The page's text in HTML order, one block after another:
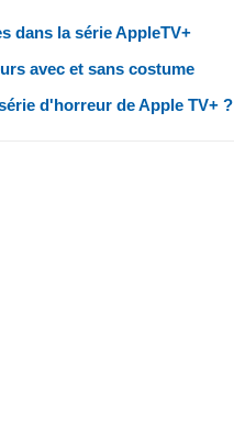
dans la série AppleTV+
avec et sans costume
d'horreur de Apple TV+ ?